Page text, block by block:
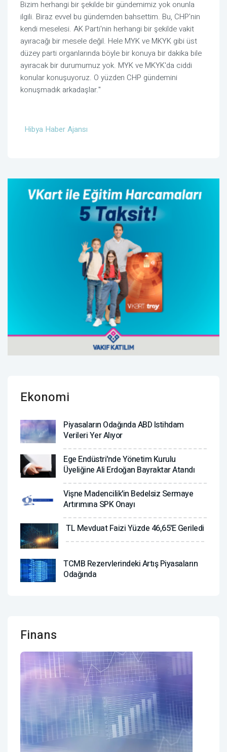
Bizim herhangi bir şekilde bir gündemimiz yok onunla
ilgili. Biraz evvel bu gündemden bahsettim. Bu, CHP'nin
kendi meselesi. AK Parti'nin herhangi bir şekilde vakit
ayıracağı bir mesele değil. Hele MYK ve MKYK gibi üst
düzey parti organlarında böyle bir konuya bir dakika bile
ayıracak bir durumumuz yok. MYK ve MKYK'da ciddi
konular konuşuyoruz. O yüzden CHP gündemini
konuşmadık arkadaşlar."
Hibya Haber Ajansı
Ekonomi
Piyasaların Odağında ABD Istihdam
Verileri Yer Alıyor
Ege Endüstri'nde Yönetim Kurulu
Üyeliğine Ali Erdoğan Bayraktar Atandı
Vişne Madencilik'in Bedelsiz Sermaye
Artırımına SPK Onayı
TL Mevduat Faizi Yüzde 46,65'e Geriledi
TCMB Rezervlerindeki Artış Piyasaların
Odağında
Finans